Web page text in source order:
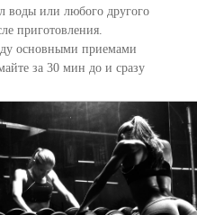
воды или любого другого
приготовления.
основными приемами
за 30 мин до и сразу